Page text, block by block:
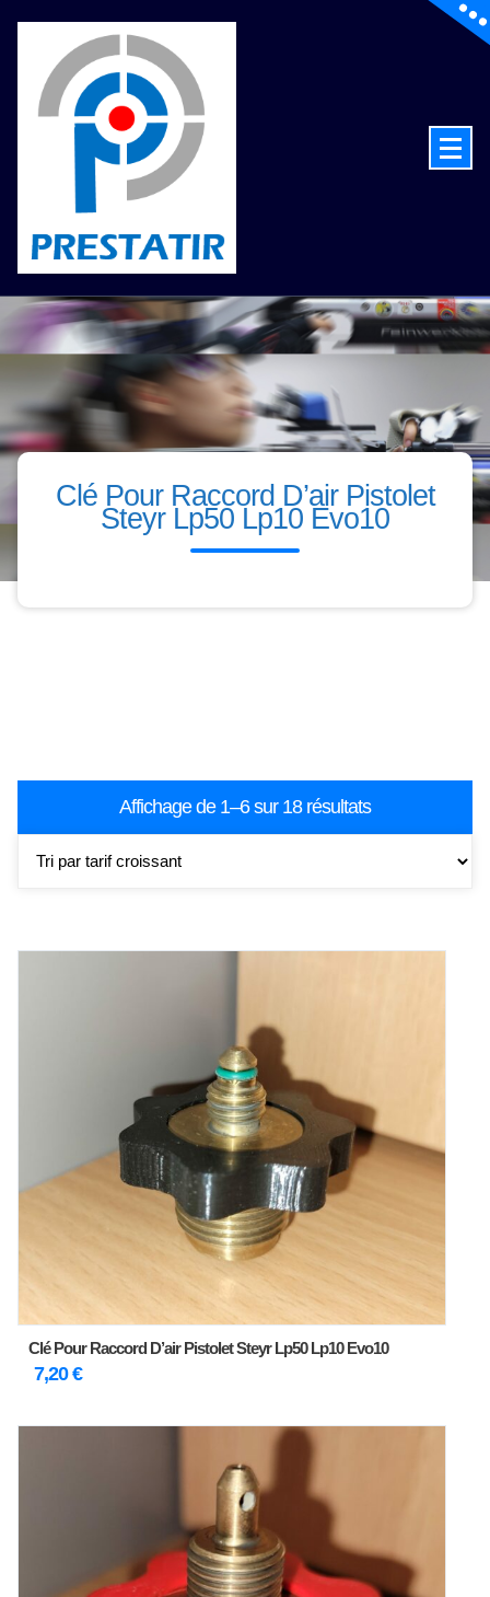
Clé Pour Raccord D’air Pistolet
Steyr Lp50 Lp10 Evo10
Affichage de 1–6 sur 18 résultatsTrié
par
Clé Pour Raccord D’air Pistolet Steyr Lp50 Lp10 Evo10
7,20€